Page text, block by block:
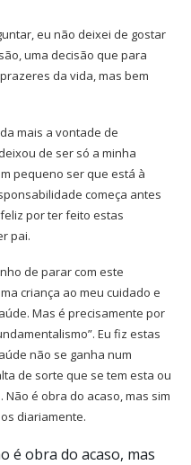
eu não deixei de gostar
uma decisão que para
da vida, mas bem
mais a vontade de
de ser só a minha
pequeno ser que está à
começa antes
por ter feito estas
pai.
de parar com este
criança ao meu cuidado e
Mas é precisamente por
Eu fiz estas
não se ganha num
de sorte que se tem esta ou
é obra do acaso, mas sim
diariamente.
é obra do acaso, mas